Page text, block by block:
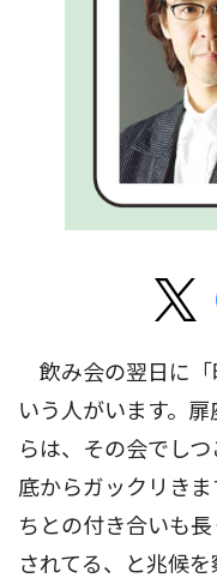
飲み会の翌日に「
いう人がいます。
らは、その会でし
底からガックリき
ちとの付き合いも
されてる、と兆候